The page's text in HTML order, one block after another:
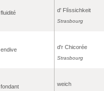
fluidité d' Flìssichkeit
Strasbourg
endive d'r Chicorée
Strasbourg
fondant weich